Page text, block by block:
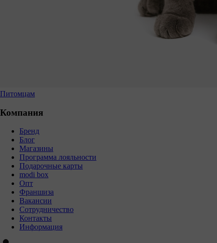
Питомцам
Компания
Бренд
Блог
Магазины
Программа лояльности
Подарочные карты
modi box
Опт
Франшиза
Вакансии
Сотрудничество
Контакты
Информация